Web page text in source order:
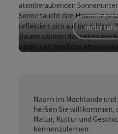
mehr
Naarn im Machlande und
heißen Sie willkommen,
Natur, Kultur und
kennenzulernen.